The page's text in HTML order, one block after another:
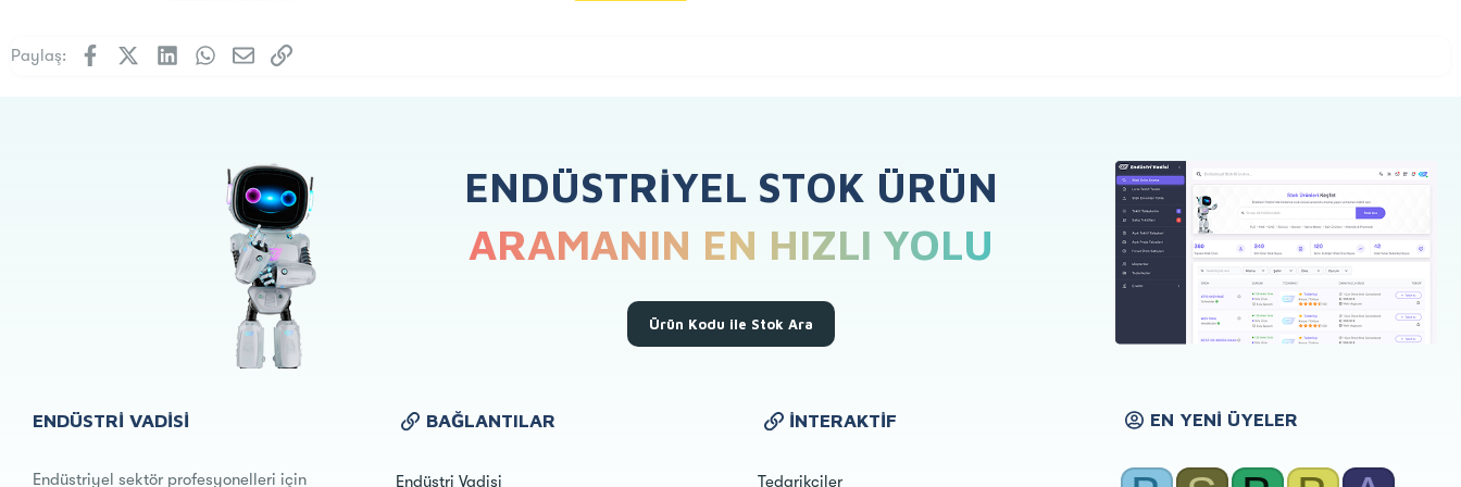
Paylaş: FacebookX (Twitter)LinkedInWhatsApp
E-postaLink
ENDÜSTRIYEL STOK ÜRÜN
ARAMANIN EN HIZLI YOLU
Ürün Kodu ile Stok Ara
ENDÜSTRI VADISI
Endüstriyel sektör profesyonelleri için
BAĞLANTILAR
Endüstri Vadisi
İNTERAKTIF
Tedarikçiler
EN YENI ÜYELER